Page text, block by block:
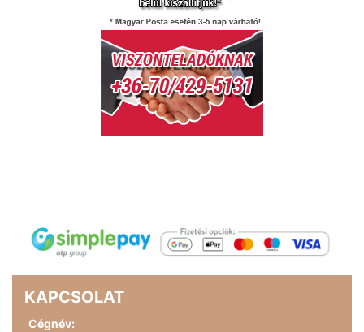
KAPCSOLAT
Cégnév: